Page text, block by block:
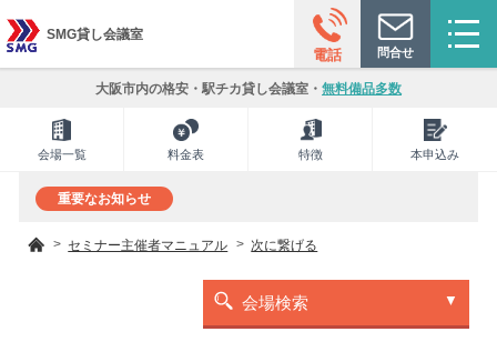
電話 問合せ
SMG貸し会議室
大阪市内の格安・駅チカ貸し会議室・ 無料備品多数
会場一覧 料金表 特徴 本申込み
重要なお知らせ
セミナー主催者マニュアル 次に繋げる
会場検索